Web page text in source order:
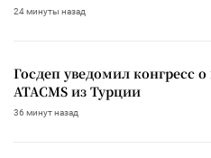
24 минуты назад
Госдеп уведомил конгресс
ATACMS из Турции
36 минут назад